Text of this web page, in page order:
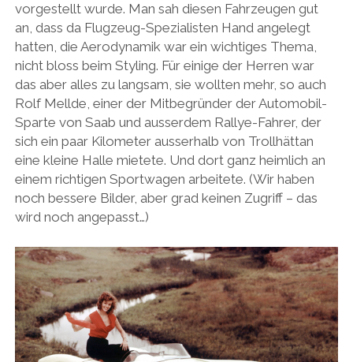
FOOD
FORD
FRANZOSEN
GENERAL MOTORS
HONDA
HYUNDAI/KIA
ITALIA
LOTUS
MASERATI
MAZDA
MOTORRAD
vorgestellt wurde. Man sah diesen Fahrzeugen gut
an, dass da Flugzeug-Spezialisten Hand angelegt
hatten, die Aerodynamik war ein wichtiges Thema,
nicht bloss beim Styling. Für einige der Herren war
das aber alles zu langsam, sie wollten mehr, so auch
Rolf Mellde, einer der Mitbegründer der Automobil-
Sparte von Saab und ausserdem Rallye-Fahrer, der
sich ein paar Kilometer ausserhalb von Trollhättan
eine kleine Halle mietete. Und dort ganz heimlich an
einem richtigen Sportwagen arbeitete. (Wir haben
noch bessere Bilder, aber grad keinen Zugriff – das
wird noch angepasst…)